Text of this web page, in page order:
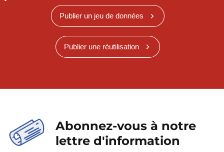
Publier un jeu de données
Publier une réutilisation
Abonnez-vous à notre
lettre d'information